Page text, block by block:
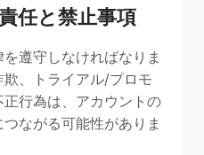
任と禁止事項
遵守しなければなりま
、トライアル/プロモ
行為は、アカウントの
ながる可能性がありま